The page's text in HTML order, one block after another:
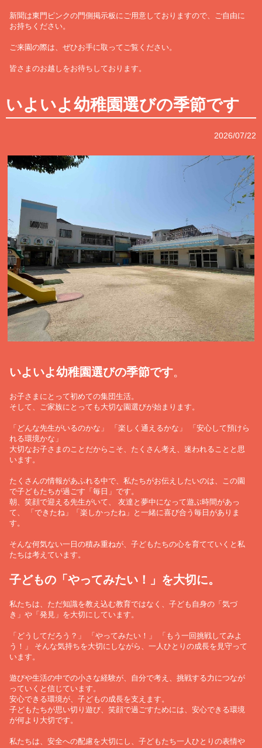
新聞は東門ピンクの門側掲示板にご用意しておりますので、ご自由に
お持ちください。
ご来園の際は、ぜひお手に取ってご覧ください。
皆さまのお越しをお待ちしております。
いよいよ幼稚園選びの季節です
2026/07/22
いよいよ幼稚園選びの季節です。
お子さまにとって初めての集団生活。
そして、ご家族にとっても大切な園選びが始まります。
「どんな先生がいるのかな」 「楽しく通えるかな」 「安心して預けら
れる環境かな」
大切なお子さまのことだからこそ、たくさん考え、迷われることと思
います。
たくさんの情報があふれる中で、私たちがお伝えしたいのは、この園
で子どもたちが過ごす「毎日」です。
朝、笑顔で迎える先生がいて、 友達と夢中になって遊ぶ時間があっ
て、 「できたね」「楽しかったね」と一緒に喜び合う毎日がありま
す。
そんな何気ない一日の積み重ねが、子どもたちの心を育てていくと私
たちは考えています。
子どもの「やってみたい！」を大切に。
私たちは、ただ知識を教え込む教育ではなく、子ども自身の「気づ
き」や「発見」を大切にしています。
「どうしてだろう？」 「やってみたい！」 「もう一回挑戦してみよ
う！」 そんな気持ちを大切にしながら、一人ひとりの成長を見守って
います。
遊びや生活の中での小さな経験が、自分で考え、挑戦する力につなが
っていくと信じています。
安心できる環境が、子どもの成長を支えます。
子どもたちが思い切り遊び、笑顔で過ごすためには、安心できる環境
が何より大切です。
私たちは、安全への配慮を大切にし、子どもたち一人ひとりの表情や